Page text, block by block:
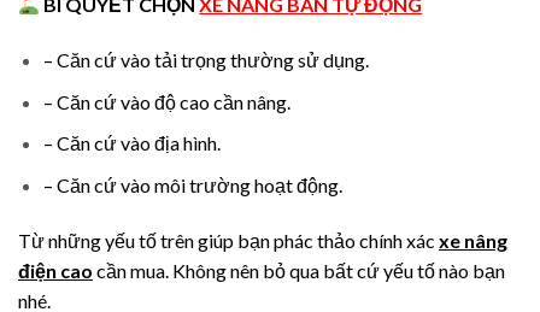
– Căn cứ vào tải trọng thường sử dụng.
– Căn cứ vào độ cao cần nâng.
– Căn cứ vào địa hình.
– Căn cứ vào môi trường hoạt động.
Từ những yếu tố trên giúp bạn phác thảo chính xác xe nâng
điện cao cần mua. Không nên bỏ qua bất cứ yếu tố nào bạn
nhé.